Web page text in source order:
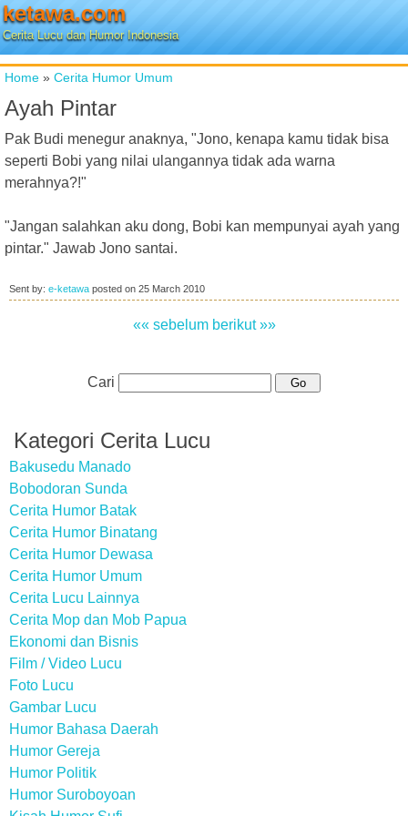
ketawa.com
Cerita Lucu dan Humor Indonesia
Home » Cerita Humor Umum
Ayah Pintar
Pak Budi menegur anaknya, "Jono, kenapa kamu tidak bisa
seperti Bobi yang nilai ulangannya tidak ada warna
merahnya?!"
"Jangan salahkan aku dong, Bobi kan mempunyai ayah yang
pintar." Jawab Jono santai.
Sent by: e-ketawa posted on 25 March 2010
«« sebelum berikut »»
Cari
Kategori Cerita Lucu
Bakusedu Manado
Bobodoran Sunda
Cerita Humor Batak
Cerita Humor Binatang
Cerita Humor Dewasa
Cerita Humor Umum
Cerita Lucu Lainnya
Cerita Mop dan Mob Papua
Ekonomi dan Bisnis
Film / Video Lucu
Foto Lucu
Gambar Lucu
Humor Bahasa Daerah
Humor Gereja
Humor Politik
Humor Suroboyoan